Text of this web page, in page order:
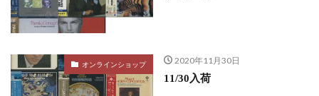
オンラインショップ 2020年11月30日
11/30入荷